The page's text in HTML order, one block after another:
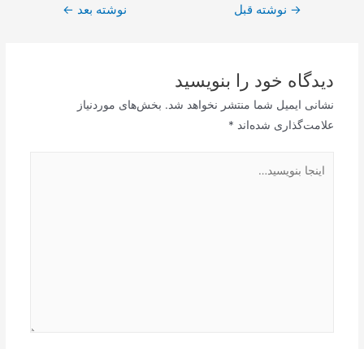
راهبری→ نوشته قبل نوشته بعد ←
دیدگاه‌ خود را بنویسید
نشانی ایمیل شما منتشر نخواهد شد. بخش‌های موردنیاز
علامت‌گذاری شده‌اند *
بنویسید…